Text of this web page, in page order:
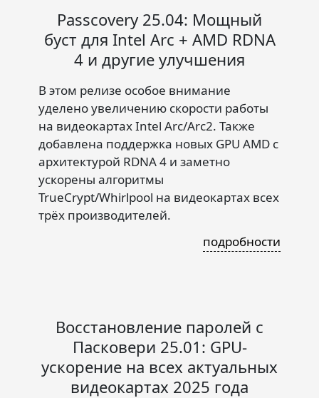
Passcovery 25.04: Мощный
буст для Intel Arc + AMD RDNA
4 и другие улучшения
В этом релизе особое внимание
уделено увеличению скорости работы
на видеокартах Intel Arc/Arc2. Также
добавлена поддержка новых GPU AMD с
архитектурой RDNA 4 и заметно
ускорены алгоритмы
TrueCrypt/Whirlpool на видеокартах всех
трёх производителей.
подробности
Восстановление паролей с
Пасковери 25.01: GPU-
ускорение на всех актуальных
видеокартах 2025 года